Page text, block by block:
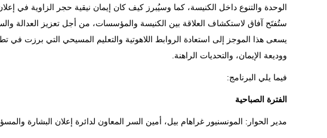
الوحدة والتنوع داخل الكنيسة، كما وسيُبرز كيف كان إيمان نيقية حجر الزاوية في
ستُفتَح آفاق لاستكشاف العلاقة بين الكنيسة والمؤسسات، من أجل تعزيز العدالة
يسعى هذا الموجز إلى استعادة الروابط اللاهوتية والتعليم المسيحي التي برزت في
ووديعة الإيمان، والتحديات الراهنة.
فيما يلي البرنامج:
الفترة الصباحية
مدير الحوار: المونسنيور غراهام بيل، أمين السر المعاون لدائرة إعلان البشارة